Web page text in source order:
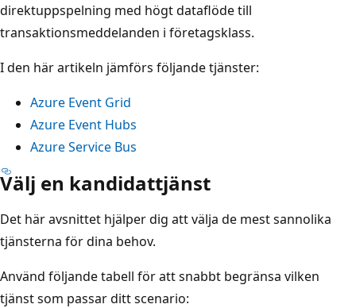
direktuppspelning med högt dataflöde till
transaktionsmeddelanden i företagsklass.
I den här artikeln jämförs följande tjänster:
Azure Event Grid
Azure Event Hubs
Azure Service Bus
Välj en kandidattjänst
Det här avsnittet hjälper dig att välja de mest sannolika
tjänsterna för dina behov.
Använd följande tabell för att snabbt begränsa vilken
tjänst som passar ditt scenario: